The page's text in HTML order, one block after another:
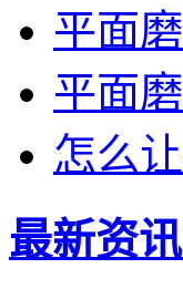
平面
平面
怎么
最新资